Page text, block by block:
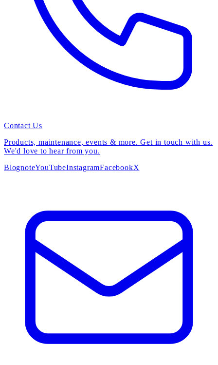
Contact Us
Products, maintenance, events & more. Get in touch with us.
We'd love to hear from you.
BlognoteYouTubeInstagramFacebookX